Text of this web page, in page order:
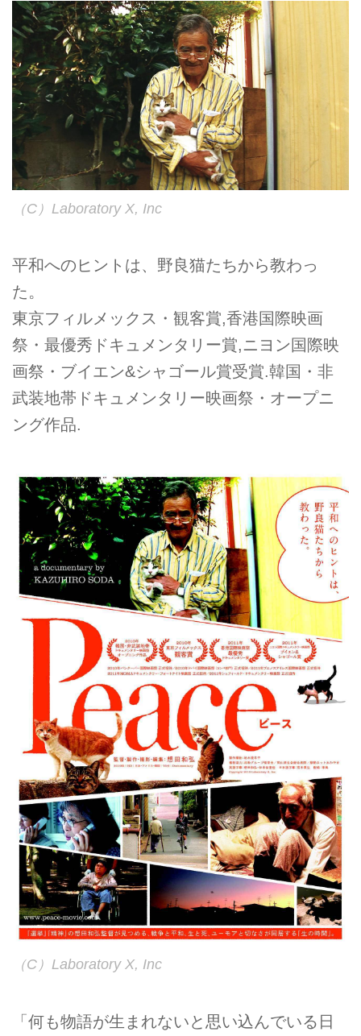
（C）Laboratory X, Inc
平和へのヒントは、野良猫たちから教わっ
た。
東京フィルメックス・観客賞,香港国際映画
祭・最優秀ドキュメンタリー賞,ニヨン国際映
画祭・ブイエン&シャゴール賞受賞.韓国・非
武装地帯ドキュメンタリー映画祭・オープニ
ング作品.
（C）Laboratory X, Inc
「何も物語が生まれないと思い込んでいる日